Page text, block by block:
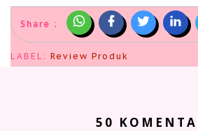
Share :
LABEL: Review Produk
50